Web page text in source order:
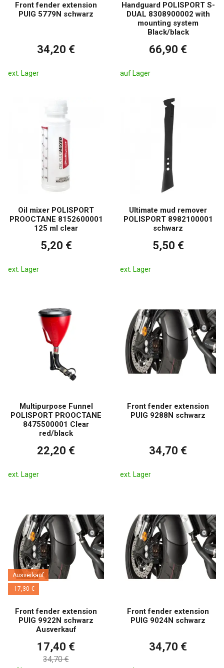
Front fender extension
PUIG 5779N schwarz
34,20 €
ext. Lager
Handguard POLISPORT S-
DUAL 8308900002 with
mounting system
Black/black
66,90 €
auf Lager
Oil mixer POLISPORT
PROOCTANE 8152600001
125 ml clear
5,20 €
ext. Lager
Ultimate mud remover
POLISPORT 8982100001
schwarz
5,50 €
ext. Lager
Multipurpose Funnel
POLISPORT PROOCTANE
8475500001 Clear
red/black
22,20 €
ext. Lager
Front fender extension
PUIG 9288N schwarz
34,70 €
ext. Lager
Ausverkauf
-17,30 €
Front fender extension
PUIG 9922N schwarz
Ausverkauf
17,40 €
34,70 €
Front fender extension
PUIG 9024N schwarz
34,70 €